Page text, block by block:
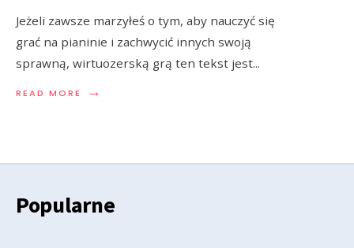
Jeżeli zawsze marzyłeś o tym, aby nauczyć się
grać na pianinie i zachwycić innych swoją
sprawną, wirtuozerską grą ten tekst jest...
READ MORE →
Popularne